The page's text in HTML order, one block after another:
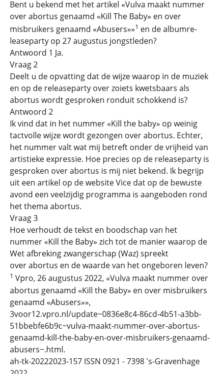
Bent u bekend met het artikel «Vulva maakt nummer
over abortus genaamd «Kill The Baby» en over
misbruikers genaamd «Abusers»»1 en de albumre-
leaseparty op 27 augustus jongstleden?
Antwoord 1 Ja.
Vraag 2
Deelt u de opvatting dat de wijze waarop in de muziek
en op de releaseparty over zoiets kwetsbaars als
abortus wordt gesproken ronduit schokkend is?
Antwoord 2
Ik vind dat in het nummer «Kill the baby» op weinig
tactvolle wijze wordt gezongen over abortus. Echter,
het nummer valt wat mij betreft onder de vrijheid van
artistieke expressie. Hoe precies op de releaseparty is
gesproken over abortus is mij niet bekend. Ik begrijp
uit een artikel op de website Vice dat op de bewuste
avond een veelzijdig programma is aangeboden rond
het thema abortus.
Vraag 3
Hoe verhoudt de tekst en boodschap van het
nummer «Kill the Baby» zich tot de manier waarop de
Wet afbreking zwangerschap (Waz) spreekt
over abortus en de waarde van het ongeboren leven?
1 Vpro, 26 augustus 2022, «Vulva maakt nummer over
abortus genaamd «Kill the Baby» en over misbruikers
genaamd «Abusers»»,
3voor12.vpro.nl/update~0836e8c4-86cd-4b51-a3bb-
51bbebfe6b9c~vulva-maakt-nummer-over-abortus-
genaamd-kill-the-baby-en-over-misbruikers-genaamd-
abusers~.html.
ah-tk-20222023-157 ISSN 0921 - 7398 's-Gravenhage